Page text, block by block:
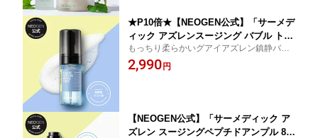
★P10倍★【NEOGEN公式】「サーメデ
ィック アズレンスージング バブル トナ
ー 110ml」トナー 泡 ムーストナー スキ
ンケア 水分 うるおい 保湿 鎮静 しっと
もっちり柔らかいグアイアズレン鎮静バブ
ルで、肌の鎮静と水分チャージを同時に！
2,990円
【NEOGEN公式】「サーメディック ア
ズレン スージングペプチドアンプル 80